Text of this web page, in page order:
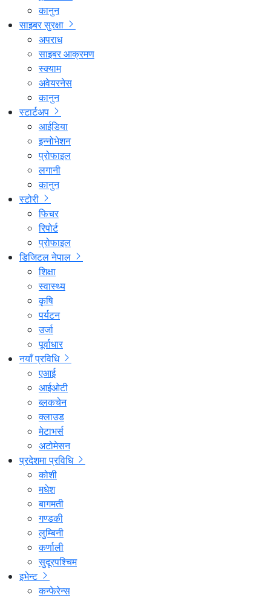
कानुन
साइबर सुरक्षा
अपराध
साइबर आक्रमण
स्क्याम
अवेयरनेस
कानुन
स्टार्टअप
आईडिया
इन्नोभेशन
प्रोफाइल
लगानी
कानुन
स्टोरी
फिचर
रिपोर्ट
प्रोफाइल
डिजिटल नेपाल
शिक्षा
स्वास्थ्य
कृषि
पर्यटन
उर्जा
पूर्वाधार
नयाँ प्रविधि
एआई
आईओटी
ब्लकचेन
क्लाउड
मेटाभर्स
अटोमेसन
प्रदेशमा प्रविधि
कोशी
मधेश
बागमती
गण्डकी
लुम्बिनी
कर्णाली
सुदूरपश्चिम
इभेन्ट
कन्फेरेन्स